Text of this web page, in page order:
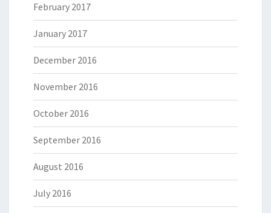
February 2017
January 2017
December 2016
November 2016
October 2016
September 2016
August 2016
July 2016